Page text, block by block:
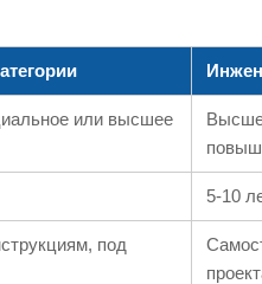
или высшее
5-10
под